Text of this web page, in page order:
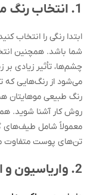
1. انتخاب رنگ مناسب
ابتدا رنگی را انتخاب
شما باشد. همچنین
چشم‌ها، تأثیر زیادی
می‌شود از رنگ‌هایی که
رنگ طبیعی موهایتان
روش کار آشنا شوید.
معمولاً شامل طیف‌های
تن‌های پوست متفاوت
2. واریاسیون و اکسیدان